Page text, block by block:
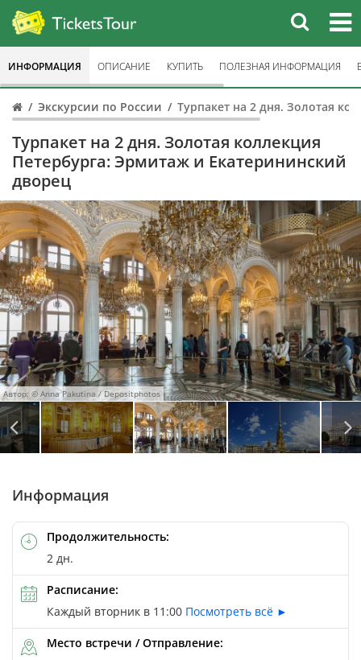
Экскурсии по России Турпакет на 2 дня. Золотая
Турпакет на 2 дня. Золотая коллекция
Петербурга: Эрмитаж и Екатерининский
дворец
Автор: © Anna Pakutina / Depositphotos
Автор: © Сергей Гармашов / Depositphotos
Автор: © Aleksandr Shyripa / Depositphotos
Автор: © Iakov Filimonov / Depositphotos
Автор: © Vitas / Depositphotos
ИНФОРМАЦИЯ ОПИСАНИЕ КУПИТЬ ПОЛЕЗНАЯ ИНФОРМАЦИЯ
Информация
Продолжительность:
2 дн.
Расписание:
Каждый вторник в 11:00 Посмотреть всё ►
Место встречи / Отправление: